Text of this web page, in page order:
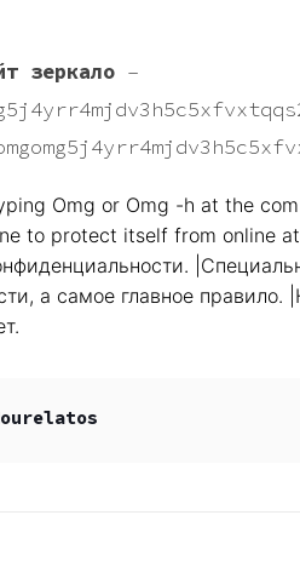
зеркало–
Omg or Omg -h at the
to protect itself from online
а самое главное